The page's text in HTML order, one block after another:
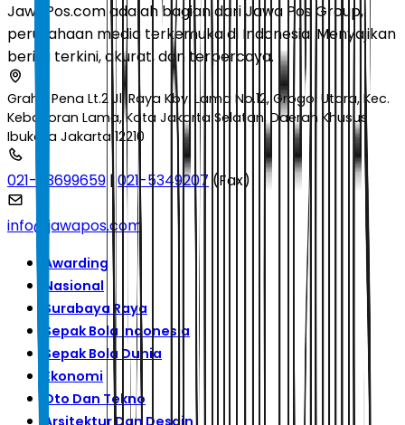
JawaPos.com adalah bagian dari Jawa Pos Group,
perusahaan media terkemuka di Indonesia. Menyajikan
berita terkini, akurat, dan terpercaya.
Graha Pena Lt.2 Jl. Raya Kby. Lama No.12, Grogol Utara, Kec.
Kebayoran Lama, Kota Jakarta Selatan, Daerah Khusus
Ibukota Jakarta 12210
021-53699659 |021-5349207 (Fax)
info@jawapos.com
Awarding
Nasional
Surabaya Raya
Sepak Bola Indonesia
Sepak Bola Dunia
Ekonomi
Oto Dan Tekno